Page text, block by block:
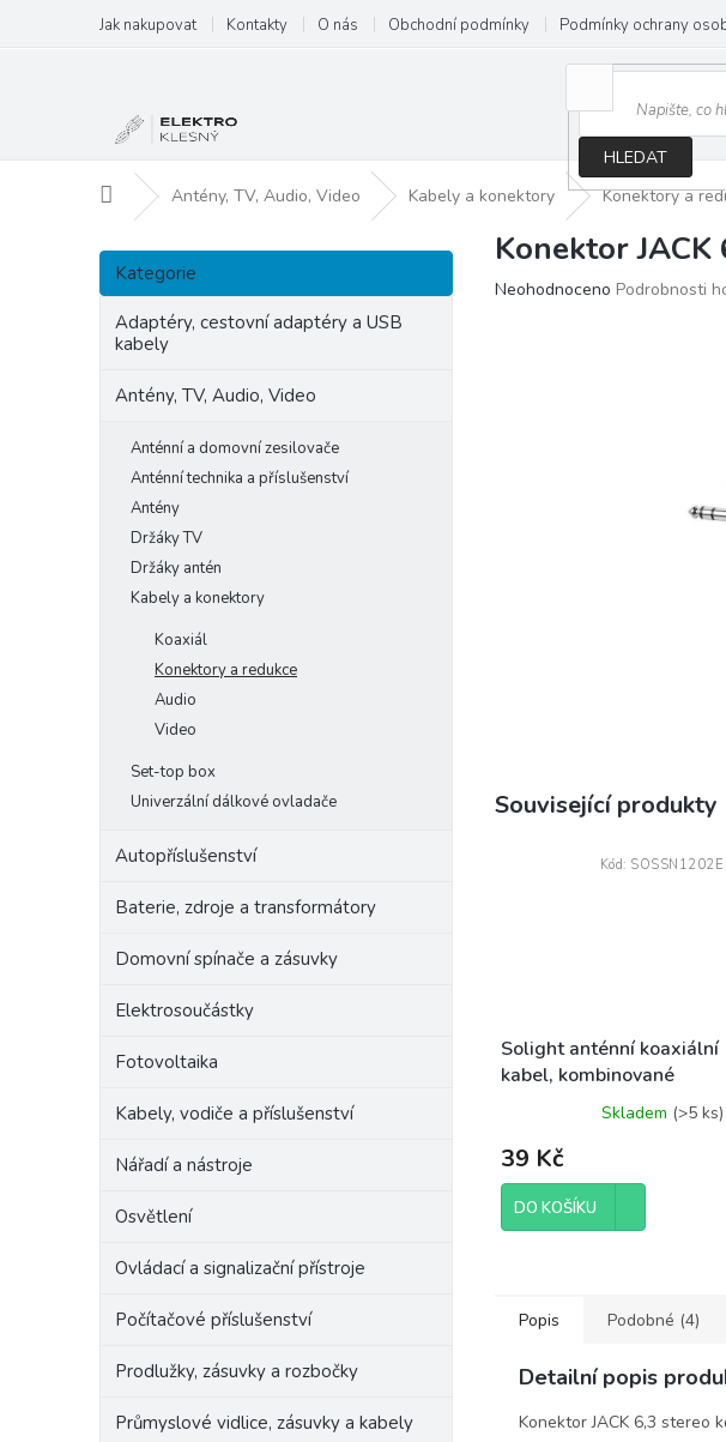
obsah
Jak nakupovat Kontakty O nás Obchodní podmínky Podmínky ochrany
HLEDAT
Domů Antény, TV, Audio, Video Kabely a konektory Konektory a
P
s
Přeskočit
kategorie
Kategorie
Adaptéry, cestovní adaptéry a USB
kabely
Antény, TV, Audio, Video
Anténní a domovní zesilovače
Anténní technika a příslušenství
Antény
Držáky TV
Držáky antén
Kabely a konektory
Koaxiál
Konektory a redukce
Audio
Video
Set-top box
Univerzální dálkové ovladače
Autopříslušenství
Baterie, zdroje a transformátory
Domovní spínače a zásuvky
Elektrosoučástky
Fotovoltaika
Kabely, vodiče a příslušenství
Nářadí a nástroje
Osvětlení
Ovládací a signalizační přístroje
Počítačové příslušenství
Prodlužky, zásuvky a rozbočky
Průmyslové vidlice, zásuvky a kabely
Konektor
Průměrné
Neohodnoceno Podrobnosti
Související produkty
Solight anténní koaxiální
kabel, kombinované
konektory, 2m, sáček
Skladem (>5 ks)
39 Kč
DO KOŠÍKU
Kód: SOSSN1202E
Popis Podobné (4)
Detailní popis
Konektor JACK 6,3 stereo